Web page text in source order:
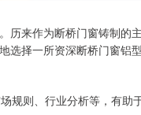
历来作为断桥门窗铸制的
选择一所资深断桥门窗铝
规则、行业分析等，有助